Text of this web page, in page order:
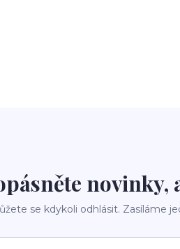
novinky,
se kdykoli odhlásit. Zasíláme